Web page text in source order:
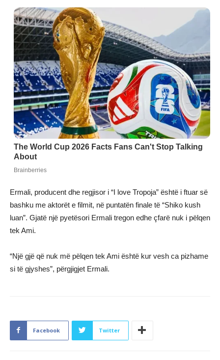
Ermali, producent dhe regjisor i “I love Tropoja” është i ftuar së
bashku me aktorët e filmit, në puntatën finale të “Shiko kush
luan”. Gjatë një pyetësori Ermali tregon edhe çfarë nuk i pëlqen
tek Ami.
“Një gjë që nuk më pëlqen tek Ami është kur vesh ca pizhame
si të gjyshes”, përgjigjet Ermali.
Facebook Twitter